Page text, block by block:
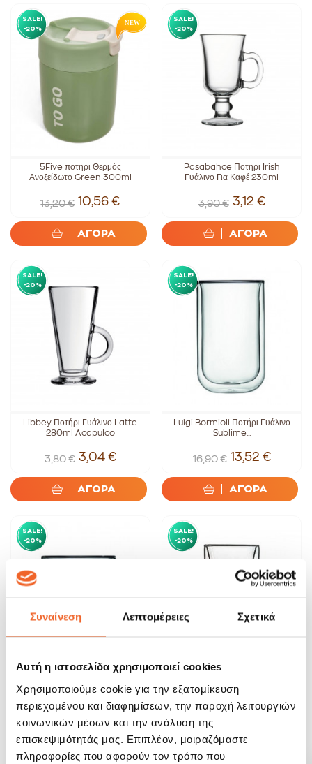
Συναίνεση Λεπτομέρειες Σχετικά
Αυτή η ιστοσελίδα χρησιμοποιεί cookies
Χρησιμοποιούμε cookie για την εξατομίκευση
περιεχομένου και διαφημίσεων, την παροχή λειτουργιών
κοινωνικών μέσων και την ανάλυση της
επισκεψιμότητάς μας. Επιπλέον, μοιραζόμαστε
πληροφορίες που αφορούν τον τρόπο που
SALE!
-20%
5Five ποτήρι Θερμός
Ανοξείδωτο Green 300ml
13,20 € 10,56 €
ΑΓΟΡΑ
SALE!
-20%
Pasabahce Ποτήρι Irish
Γυάλινο Για Καφέ 230ml
3,90 € 3,12 €
ΑΓΟΡΑ
SALE!
-20%
Libbey Ποτήρι Γυάλινο Latte
280ml Acapulco
3,80 € 3,04 €
ΑΓΟΡΑ
SALE!
-20%
Luigi Bormioli Ποτήρι Γυάλινο
Sublime...
16,90 € 13,52 €
ΑΓΟΡΑ
SALE!
-20%
Sublime...
15,90 € 12,72 €
ΑΓΟΡΑ
SALE!
-20%
Luigi Bormioli
15,90 € 12,72 €
ΑΓΟΡΑ